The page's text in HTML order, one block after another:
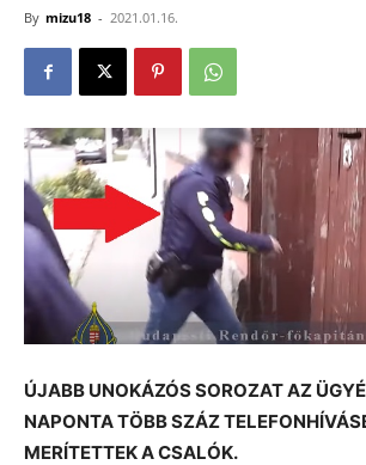
By mizu18 - 2021.01.16.
ÚJABB UNOKÁZÓS SOROZAT AZ
NAPONTA TÖBB SZÁZ
MERÍTETTEK A CSALÓK.